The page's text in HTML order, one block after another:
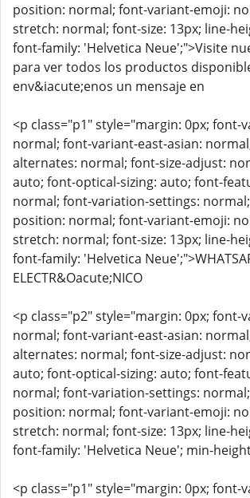
position: normal; font-variant-emoji:
stretch: normal; font-size: 13px; line-
font-family: 'Helvetica Neue';">Visite
para ver todos los productos
env&iacute;enos un mensaje en
<p class="p1" style="margin: 0px; font-
normal; font-variant-east-asian:
alternates: normal; font-size-adjust:
auto; font-optical-sizing: auto; font-
normal; font-variation-settings:
position: normal; font-variant-emoji:
stretch: normal; font-size: 13px; line-
font-family: 'Helvetica
ELECTR&Oacute;NICO
<p class="p2" style="margin: 0px; font-
normal; font-variant-east-asian:
alternates: normal; font-size-adjust:
auto; font-optical-sizing: auto; font-
normal; font-variation-settings:
position: normal; font-variant-emoji:
stretch: normal; font-size: 13px; line-
font-family: 'Helvetica Neue'; min-
<p class="p1" style="margin: 0px; font-